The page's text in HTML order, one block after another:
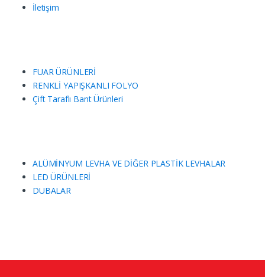
İletişim
FUAR ÜRÜNLERİ
RENKLİ YAPIŞKANLI FOLYO
Çift Taraflı Bant Ürünleri
ALÜMİNYUM LEVHA VE DİĞER PLASTİK LEVHALAR
LED ÜRÜNLERİ
DUBALAR